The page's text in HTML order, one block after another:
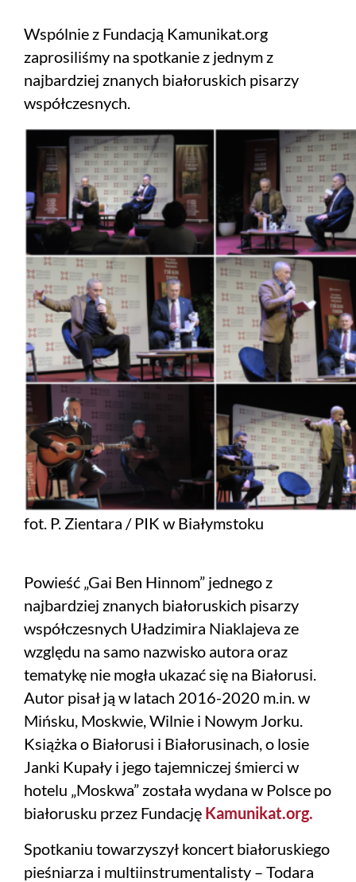
Wspólnie z Fundacją Kamunikat.org
zaprosiliśmy na spotkanie z jednym z
najbardziej znanych białoruskich pisarzy
współczesnych.
fot. P. Zientara / PIK w Białymstoku
Powieść „Gai Ben Hinnom” jednego z
najbardziej znanych białoruskich pisarzy
współczesnych Uładzimira Niaklajeva ze
względu na samo nazwisko autora oraz
tematykę nie mogła ukazać się na Białorusi.
Autor pisał ją w latach 2016-2020 m.in. w
Mińsku, Moskwie, Wilnie i Nowym Jorku.
Książka o Białorusi i Białorusinach, o losie
Janki Kupały i jego tajemniczej śmierci w
hotelu „Moskwa” została wydana w Polsce po
białorusku przez Fundację Kamunikat.org.
Spotkaniu towarzyszył koncert białoruskiego
pieśniarza i multiinstrumentalisty – Todara